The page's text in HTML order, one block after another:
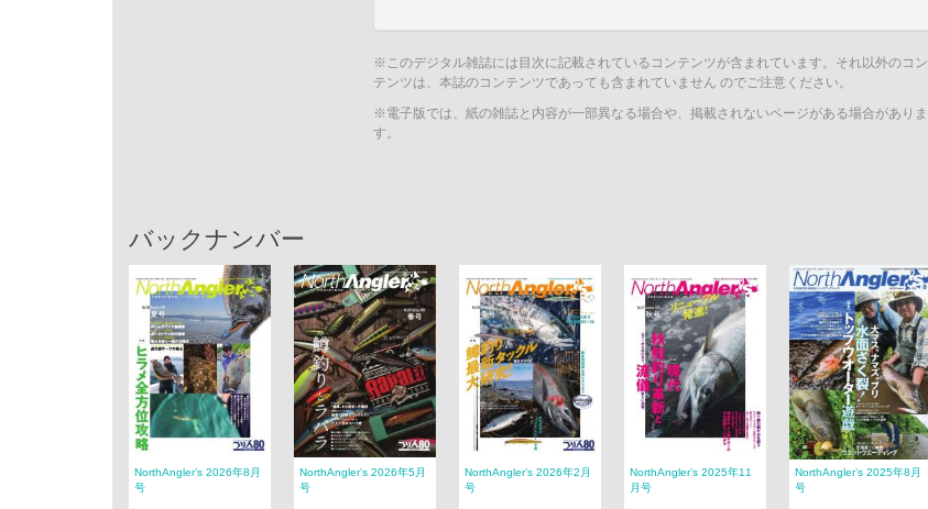
※このデジタル雑誌には目次に記載されているコンテンツが含まれています。それ以外のコン
テンツは、本誌のコンテンツであっても含まれていません のでご注意ください。
※電子版では、紙の雑誌と内容が一部異なる場合や、掲載されないページがある場合がありま
す。
バックナンバー
NorthAngler’s 2026年8月
号
NorthAngler’s 2026年5月
号
NorthAngler’s 2026年2月
号
NorthAngler’s 2025年11
月号
NorthAngler’s 2025年8月
号